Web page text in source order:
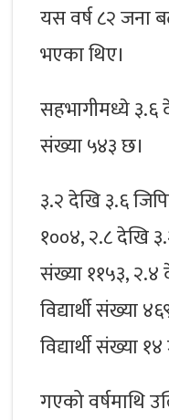
यस वर्ष ८२ जना
भएका थिए।
सहभागीमध्ये ३.६
संख्या ५४३ छ।
३.२ देखि ३.६
१००४, २.८ देखि
संख्या ११५३, २.४
विद्यार्थी संख्या
विद्यार्थी संख्या
गएको वर्षमाथि